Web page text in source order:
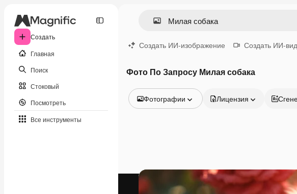
Создать
Главная
Поиск
Стоковый
Посмотреть
Все инструменты
Создать ИИ-изображение Создать ИИ-
Фото По Запросу Милая собака
Фотографии
Видео
Видеоролик
Моушн-дизайн
Лицензия